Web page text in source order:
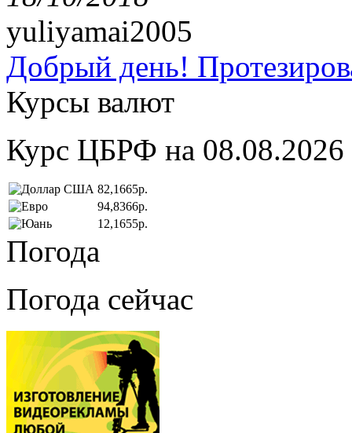
yuliyamai2005
Добрый день!
Курсы валют
Курс ЦБРФ на 08.08.2026
82,1665р.
94,8366р.
12,1655р.
Погода
Погода сейчас